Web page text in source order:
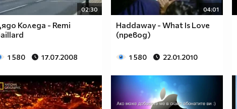
02:30
Коледа - Remi
1 580 17.07.2008
04:01
Haddaway - What Is Love
(превод)
1 580 22.01.2010